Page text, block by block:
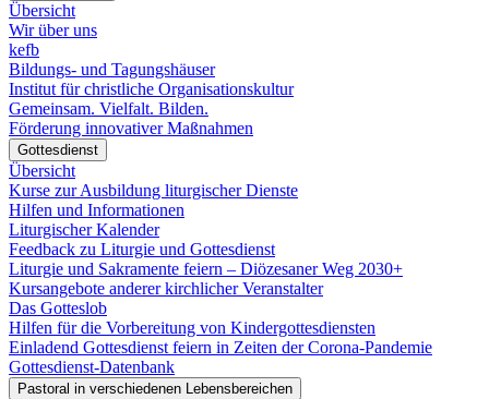
Übersicht
Wir über uns
kefb
Bildungs- und Tagungshäuser
Institut für christliche Organisationskultur
Gemeinsam. Vielfalt. Bilden.
Förderung innovativer Maßnahmen
Gottesdienst
Übersicht
Kurse zur Ausbildung liturgischer Dienste
Hilfen und Informationen
Liturgischer Kalender
Feedback zu Liturgie und Gottesdienst
Liturgie und Sakramente feiern – Diözesaner Weg 2030+
Kursangebote anderer kirchlicher Veranstalter
Das Gotteslob
Hilfen für die Vorbereitung von Kindergottesdiensten
Einladend Gottesdienst feiern in Zeiten der Corona-Pandemie
Gottesdienst-Datenbank
Pastoral in verschiedenen Lebensbereichen